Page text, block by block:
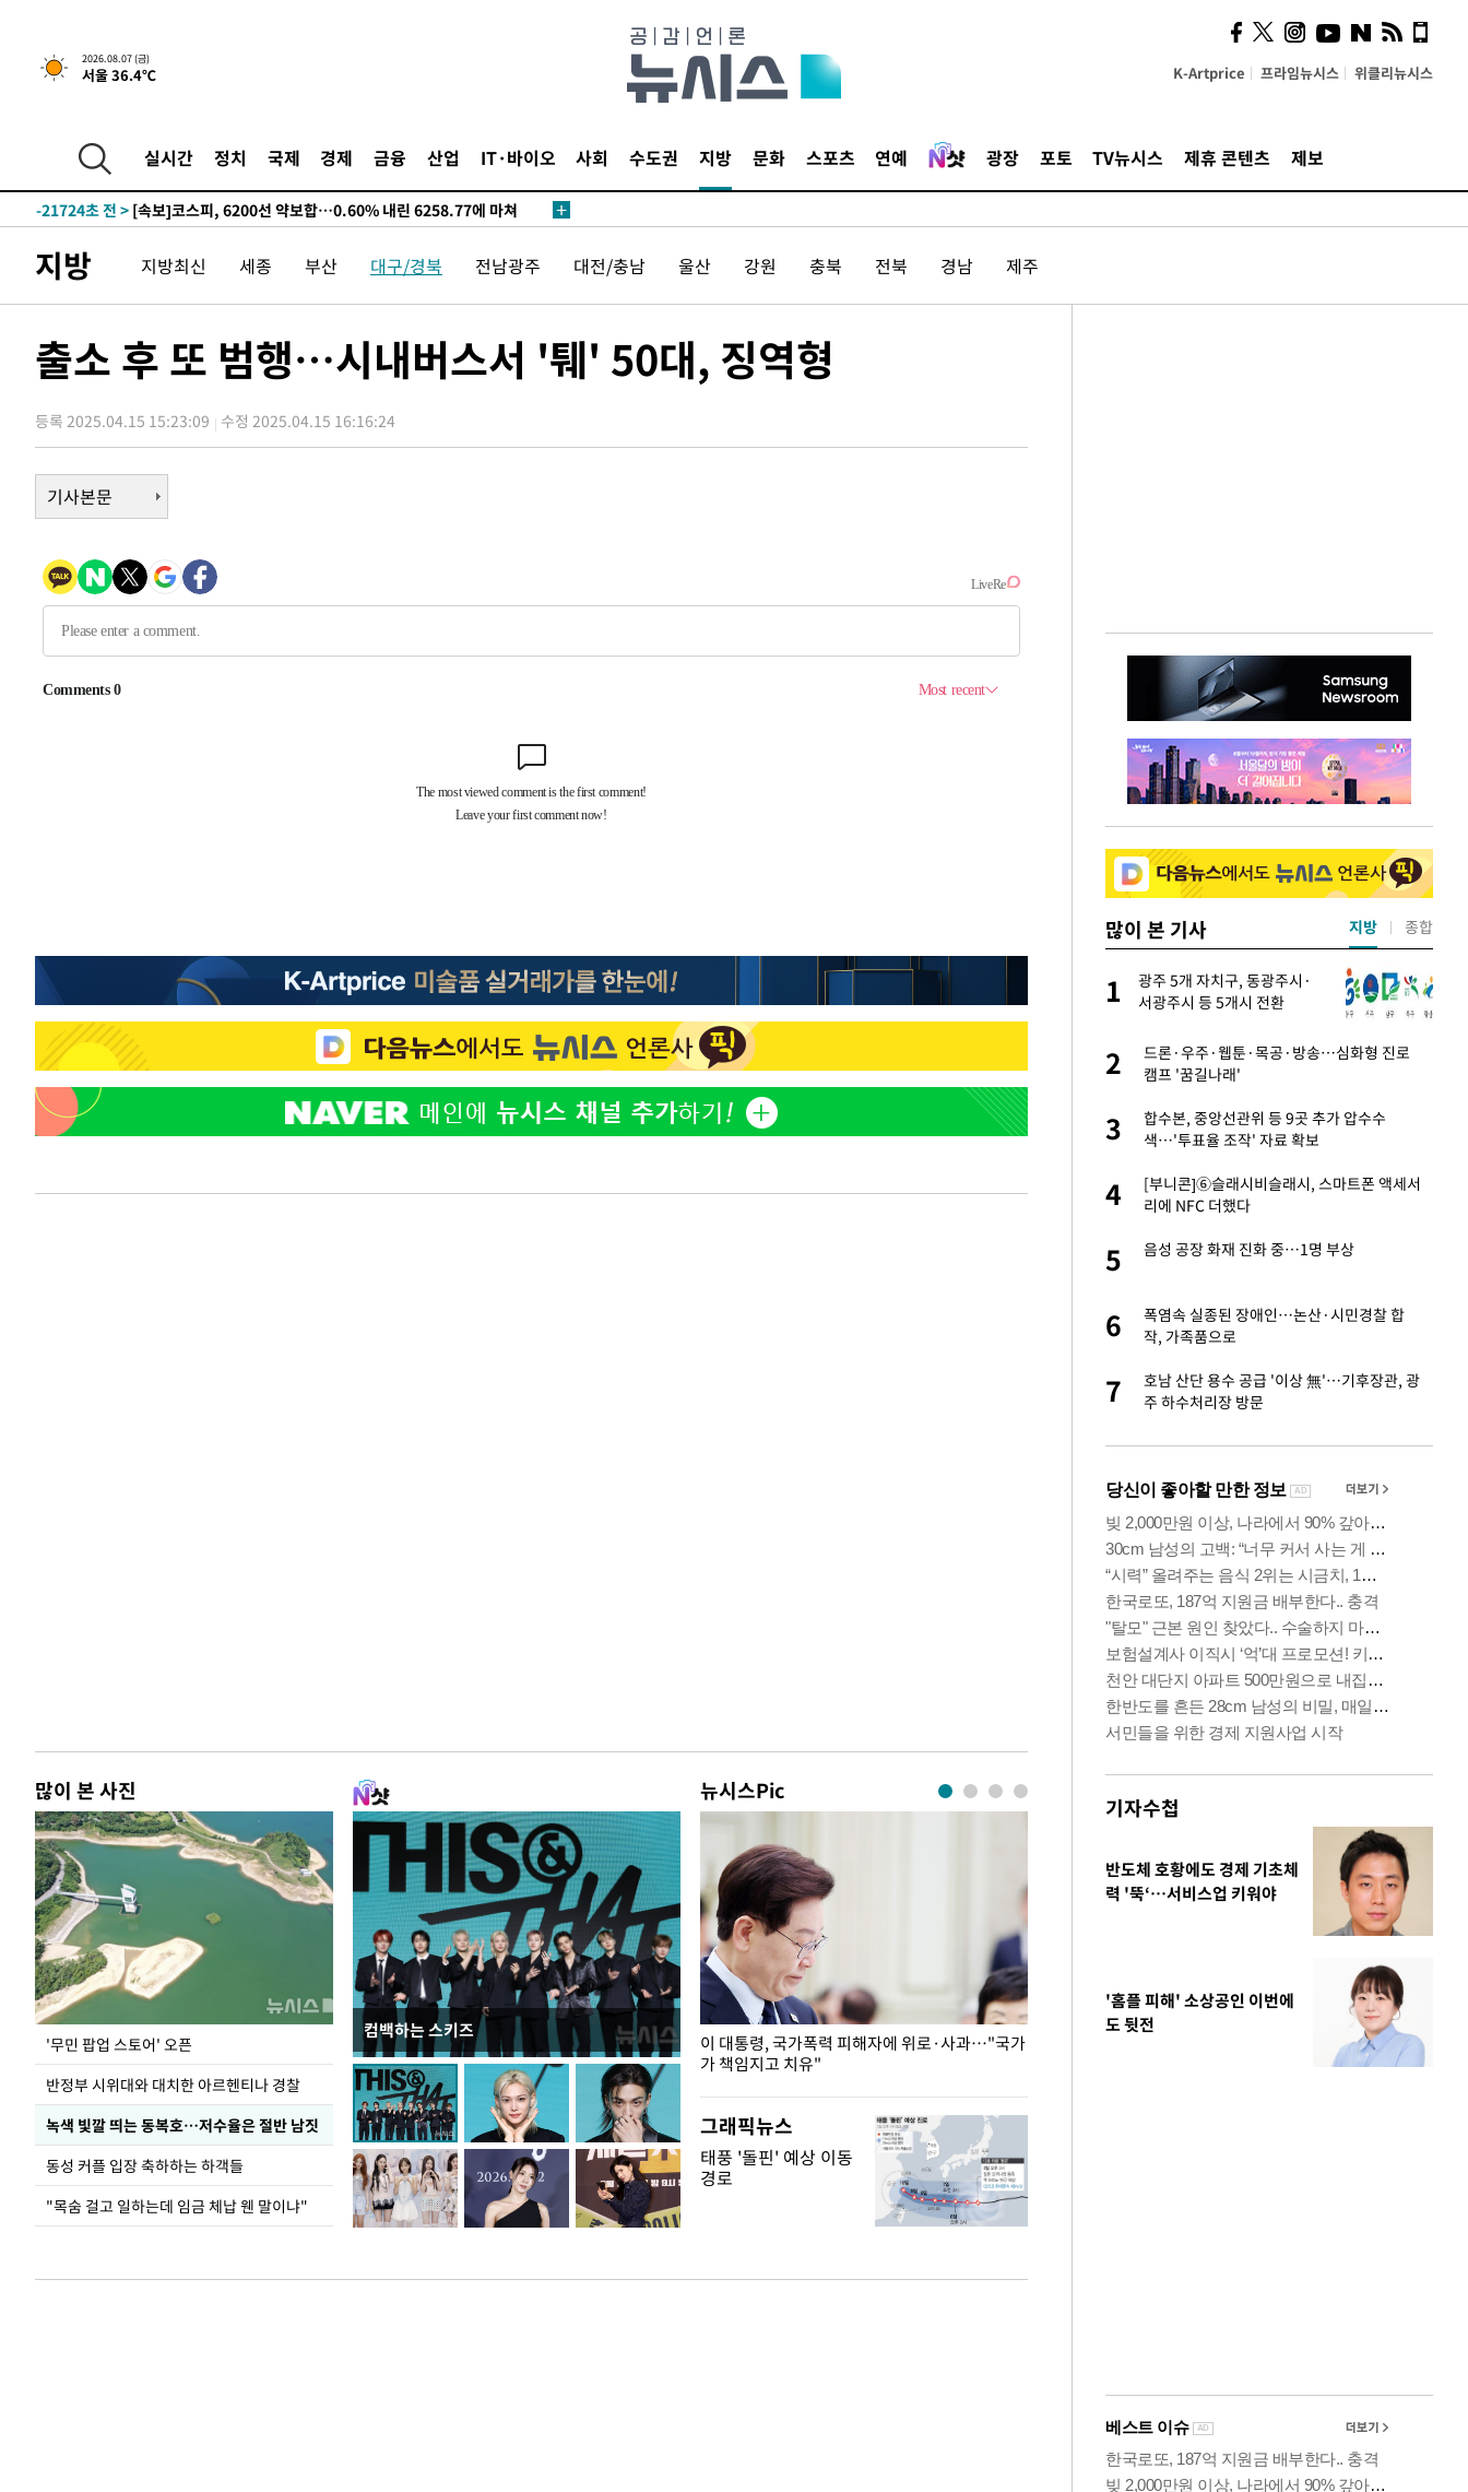
2026.08.07 (금)
서울 36.4℃ K-Artprice 프라임뉴시스 위클리뉴시스
실시간 정치 국제 경제 금융 산업 IT·바이오 사회 수도권 지방 문화 스포츠 연예 광장 포토 TV뉴시스 제휴 콘텐츠 제보
갈 수도
-27622초 전 >낮 최고 37도 찜통더위…곳곳 소나기·강원 많은 비[내일날씨]
-25928초 전 >SK하이닉스, 용인·청주 팹에 54조 투자…"AI 메모리 수요 선제 대
-22037초 전 >
외국인 심판 성 접대 7경기 들여다보니…한국 축구 '5승 2무'
-21771초 전 >
-21724초 전 > [속보]코스피, 6200선 약보합…0.60% 내린 6258.77에 마쳐
-21593초 전 >
[속보] 노원서 40.1도 관측…서울, 2018년 이후 첫 40도
-18683초 전 >[속보]종합특검, '계엄 수용공간 확보' 신용해 前교정본부장 기소
-17527초 전 >11시간 압수수색에 성접대 파문까지…'쑥대밭' 된 축구협회
병태 후임
-12907초 전 >[속보]국힘 윤리위, '돌려차기 발언' 진종오·서범수 징계 절차 개시
-8232초 전 >[속보] 7월 중국 수출 23.9%↑ 수입 27.5%↑…무역총액 25.3%↑
-5392초 전 >
-5258초 전 >[속보]종합특검, '관저이전 봐주기 감사' 유병호 구속기소
-29744초 전 >"낮 기온 소폭 하락"…수도권 폭염중대경보, 폭염경보로 하향
-29708초 전 >[속보]이 대통령, '호우피해' 안동·의성 관할 4개 면 특별재난지역
선포
-29671초 전 > [단독]중수청 지원 검사들, 정원 초과 시 낮은 계급 임용…희망지 못
-25948초 전 >
[속보]코스닥, 2.86포인트(0.36%) 내린 798.81마감
[속보]코스피, 6200선 약보합…0.60% 내린 6258.77에 마쳐
-17547초 전 >
11시간 압수수색에 성접대 파문까지…'쑥대밭' 된 축구협회
-16569초 전 >[속보]규제합리화위원회 부위원장에 김태유 서울대 공대 교수…이
병태 후임
-12927초 전 >
[속보]국힘 윤리위, '돌려차기 발언' 진종오·서범수 징계 절차 개시
-8252초 전 >[속보] 7월 중국 수출 23.9%↑ 수입 27.5%↑…무역총액 25.3%↑
-5412초 전 >
[속보]'채상병 순직 책임' 임성근, 항소심도 징역 3년
-5278초 전 >
[속보]종합특검, '관저이전 봐주기 감사' 유병호 구속기소
지방 지방최신 세종 부산 대구/경북 전남광주 대전/충남 울산 강원 충북 전북 경남 제주
출소 후 또 범행…시내버스서 '퉤' 50대, 징역형
등록 2025.04.15 15:23:09 수정 2025.04.15 16:16:24
기사본문
많이 본 사진
'무민 팝업 스토어' 오픈
반정부 시위대와 대치한 아르헨티나 경찰
녹색 빛깔 띄는 동복호…저수율은 절반 남짓
동성 커플 입장 축하하는 하객들
"목숨 걸고 일하는데 임금 체납 웬 말이냐"
컴백하는 스키즈
뉴시스Pic
지석천 뒤덮은 개구리밥
이 대통령, 국가폭력 피해자에 위로·사과…"국가
가 책임지고 치유"
오세훈 서울시
환경 점검
그래픽뉴스
태풍 '돌핀' 예상 이동
경로
많이 본 기사
"서장훈, 28억에 산 서초 건물
450억에 매물로"
2
다"…707 출신 女유튜버 '완벽 소화'
3 전현무 "전 연인 집착에 친구들과 연락 끊어"
4
1
광주 5개 자치구, 동광주시·
서광주시 등 5개시 전환
2
드론·우주·웹툰·목공·방송…심화형 진로
캠프 '꿈길나래'
3
합수본, 중앙선관위 등 9곳 추가 압수수
색…'투표율 조작' 자료 확보
4
[부니콘]⑥슬래시비슬래시, 스마트폰 액세서
리에 NFC 더했다
5 음성 공장 화재 진화 중…1명 부상
6
폭염속 실종된 장애인…논산·시민경찰 합
작, 가족품으로
7
호남 산단 용수 공급 '이상 無'…기후장관, 광
주 하수처리장 방문
지방 종합
기자수첩
반도체 호황에도 경제 기초체
력 '뚝‘…서비스업 키워야
'홈플 피해' 소상공인 이번에
도 뒷전